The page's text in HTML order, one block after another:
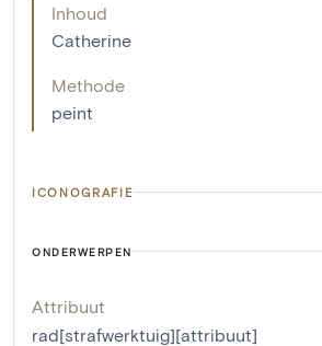
Inhoud
Catherine
Methode
peint
ICONOGRAFIE
ONDERWERPEN
Attribuut
rad[strafwerktuig][attribuut]